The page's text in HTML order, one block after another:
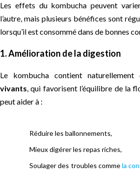
Les effets du kombucha peuvent
l’autre, mais plusieurs bénéfices sont
lorsqu’il est consommé dans de bonnes
1. Amélioration de la digestion
Le kombucha contient naturellement
vivants, qui favorisent l’équilibre de la
peut aider à :
Réduire les ballonnements,
Mieux digérer les repas riches,
Soulager des troubles commela